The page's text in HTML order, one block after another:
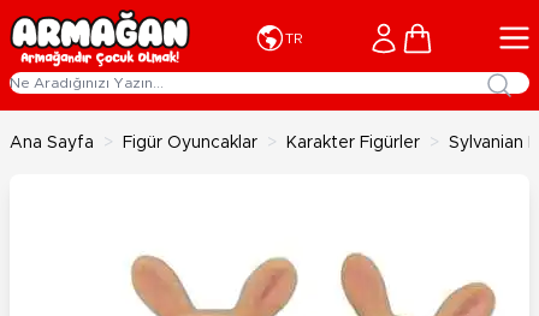
İçeriğe geç
TR Cart
Ana Sayfa > Figür Oyuncaklar > Karakter Figürler > Sylvanian